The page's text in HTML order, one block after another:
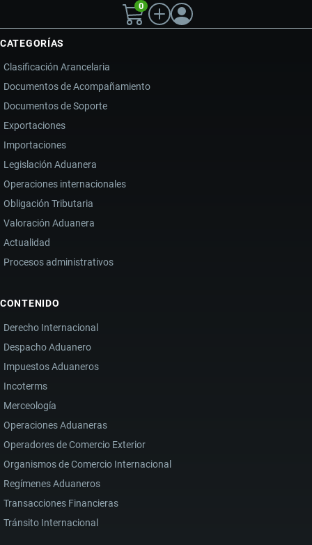
0
CATEGORÍAS
Clasificación Arancelaria
Documentos de Acompañamiento
Documentos de Soporte
Exportaciones
Importaciones
Legislación Aduanera
Operaciones internacionales
Obligación Tributaria
Valoración Aduanera
Actualidad
Procesos administrativos
CONTENIDO
Derecho Internacional
Despacho Aduanero
Impuestos Aduaneros
Incoterms
Merceología
Operaciones Aduaneras
Operadores de Comercio Exterior
Organismos de Comercio Internacional
Regímenes Aduaneros
Transacciones Financieras
Tránsito Internacional